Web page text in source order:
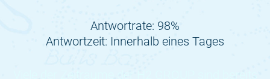
Antwortrate: 98%
Antwortzeit: Innerhalb eines Tages